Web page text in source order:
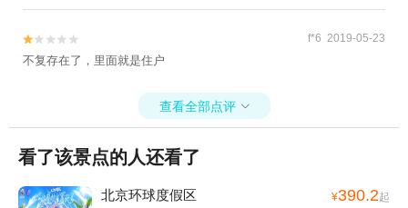

 f*6 2019-05-23
不复存在了，里面就是住户
查看全部点评 
看了该景点的人还看了
北京环球度假区 ¥390.2起